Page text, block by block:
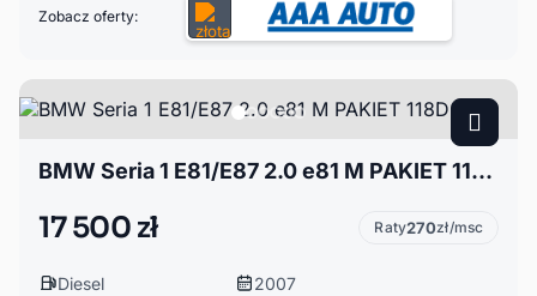
Zobacz oferty:
BMW Seria 1 E81/E87 2.0 e81 M PAKIET 118D
17 500 zł Raty270zł/msc
Diesel
2007